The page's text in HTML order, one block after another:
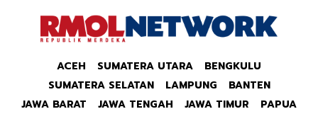
ACEH SUMATERA UTARA
BENGKULU
SUMATERA SELATAN
LAMPUNG
BANTEN
JAWA BARAT
JAWA TENGAH JAWA TIMUR PAPUA